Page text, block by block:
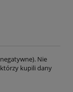
Nie
kupili dany